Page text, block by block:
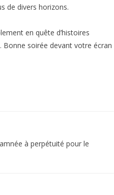
de divers horizons.
en quête d’histoires
soirée devant votre écran
à perpétuité pour le